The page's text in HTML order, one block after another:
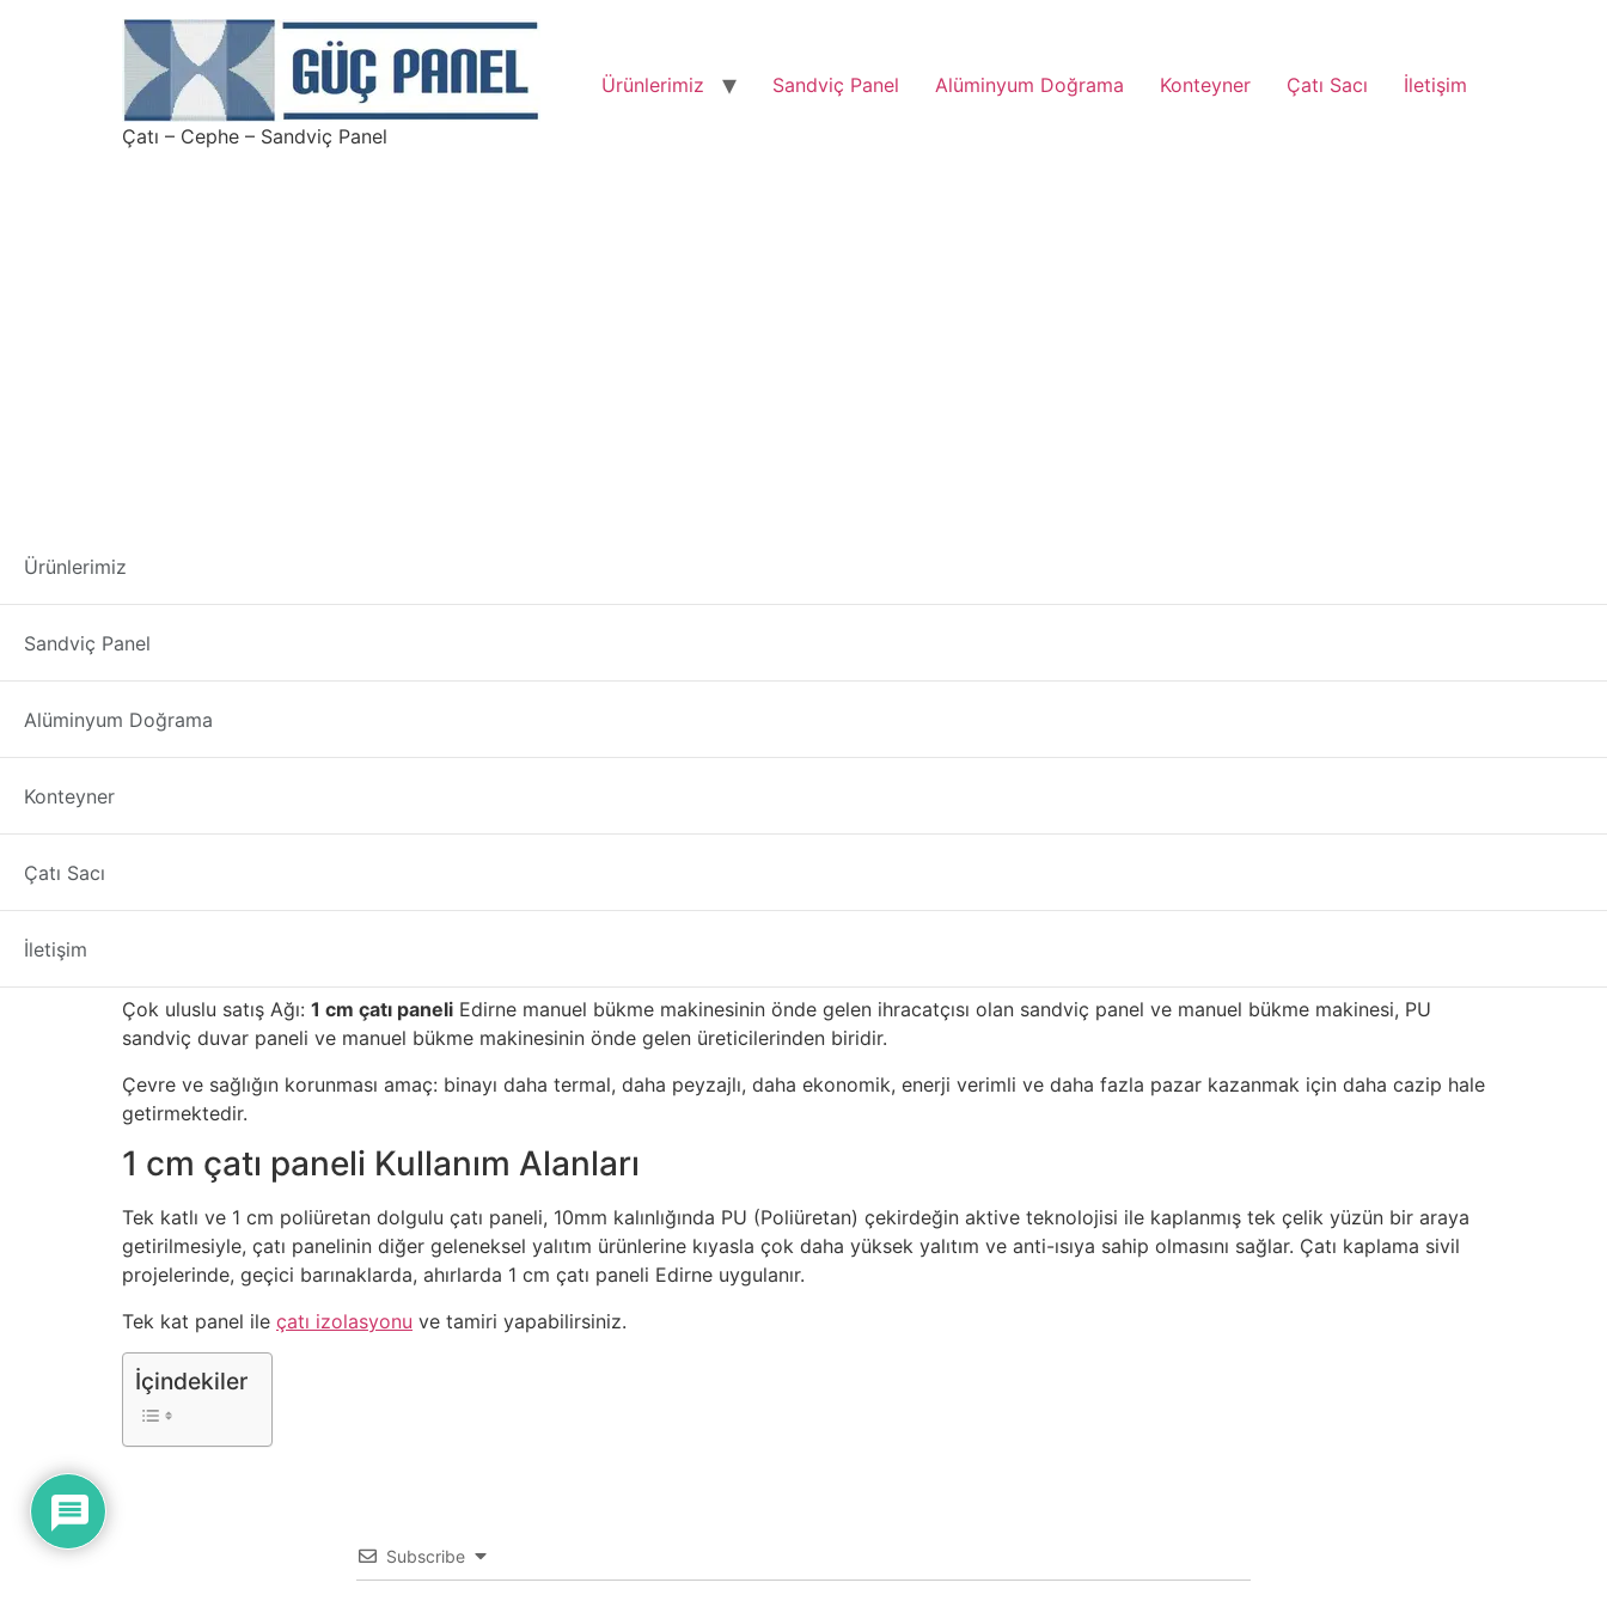
Çatı – Cephe – Sandviç Panel
Ürünlerimiz Sandviç Panel Alüminyum Doğrama Konteyner Çatı Sacı İletişim
Ürünlerimiz
Sandviç Panel
Alüminyum Doğrama
Konteyner
Çatı Sacı
İletişim
1 cm çatı paneli Edirne
1. PU
sandviç panellerEdirneilimizde iyi satış sonrası hizmete sahiptir veEdirnedistribütörlere uzun süredir tedarik edilmektedir.
1 cm çatı paneli Edirne
1 cm çatı paneli seçmenin avantajları
kaliteli gelişmiş tuğla, taş, fayans, mozaik, ahşap desenli sandviç panel ve manuel bükme makinesi ve hafif çelik kirişler 800.000 metrekare üretim
Çok uluslu satış Ağı: 1 cm çatı paneli Edirne manuel bükme makinesinin önde gelen ihracatçısı olan sandviç panel ve manuel bükme makinesi, PU
sandviç duvar paneli ve manuel bükme makinesinin önde gelen üreticilerinden biridir.
Çevre ve sağlığın korunması amaç: binayı daha termal, daha peyzajlı, daha ekonomik, enerji verimli ve daha fazla pazar kazanmak için daha cazip hale
getirmektedir.
1 cm çatı paneli Kullanım Alanları
Tek katlı ve 1 cm poliüretan dolgulu çatı paneli, 10mm kalınlığında PU (Poliüretan) çekirdeğin aktive teknolojisi ile kaplanmış tek çelik yüzün bir araya
getirilmesiyle, çatı panelinin diğer geleneksel yalıtım ürünlerine kıyasla çok daha yüksek yalıtım ve anti-ısıya sahip olmasını sağlar. Çatı kaplama sivil
projelerinde, geçici barınaklarda, ahırlarda 1 cm çatı paneli Edirne uygulanır.
Tek kat panel ile çatı izolasyonu ve tamiri yapabilirsiniz.
İçindekiler
Subscribe